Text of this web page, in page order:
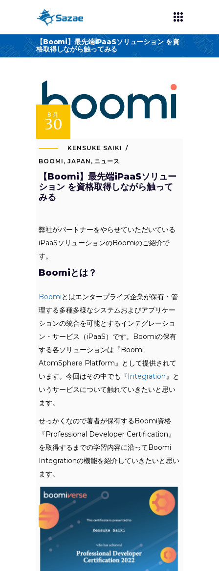
【Boomi】最先端iPaaSソリューション を資
格取得しながら触ってみる
8月
30
KENSUKE SAIKI
BOOMI , JAPAN , ニュース
【Boomi】最先端iPaaSソリュー
ション を資格取得しながら触って
みる
弊社がパートナーをやらせていただいている
iPaaSソリューションのBoomiのご紹介で
す。
Boomiとは？
Boomiとはエンタープライズ企業が保有・管
理する多種多様なシステムおよびアプリケー
ションの統合を可能とするインテグレーショ
ン・サービス（iPaaS）です。Boomiの保有
する各ソリューションは『Boomi
AtomSphere Platform』として提供されて
います。今回はその中でも『Integration』と
いうサービスについて触れていきたいと思い
ます。
せっかくなので著者が保有するBoomi資格
『Professional Developer Certification』
を取得するまでの学習内容に沿ってBoomi
Integrationの機能を紹介していきたいと思い
ます。